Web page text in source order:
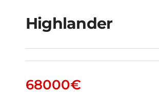
Highlander
Highlander
68000€